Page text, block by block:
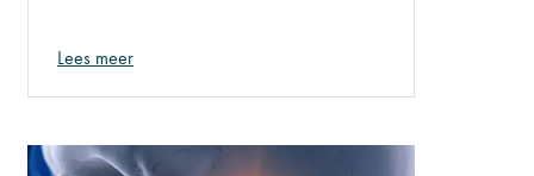
het kaakgewricht kan
Lees meer